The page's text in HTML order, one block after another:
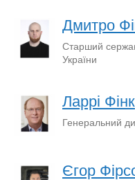
Дмитро
Старший
України
Ларрі Фінк
Генеральний
Єгор